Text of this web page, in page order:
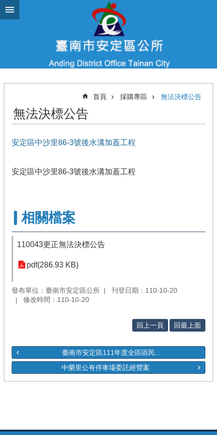
跳到主要內容區塊
首頁 採購專區 無法決標公告
無法決標公告
安定區中沙里86-3號後水溝加蓋工程
安定區中沙里86-3號後水溝加蓋工程
相關檔案
110043更正無法決標公告
pdf(286.93 KB)
發布單位：臺南市安定區公所
刊登日期：110-10-20
修改時間：110-10-20
回上一頁 回最上面
臺南市安定區111年度全區區民...
中榮里公有停車場委託經營案